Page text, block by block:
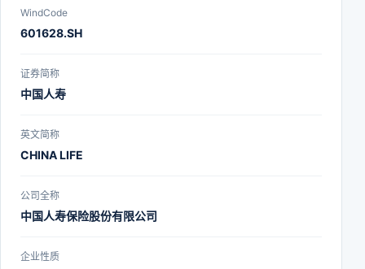
WindCode
601628.SH
证券简称
中国人寿
英文简称
CHINA LIFE
公司全称
中国人寿保险股份有限公司
企业性质